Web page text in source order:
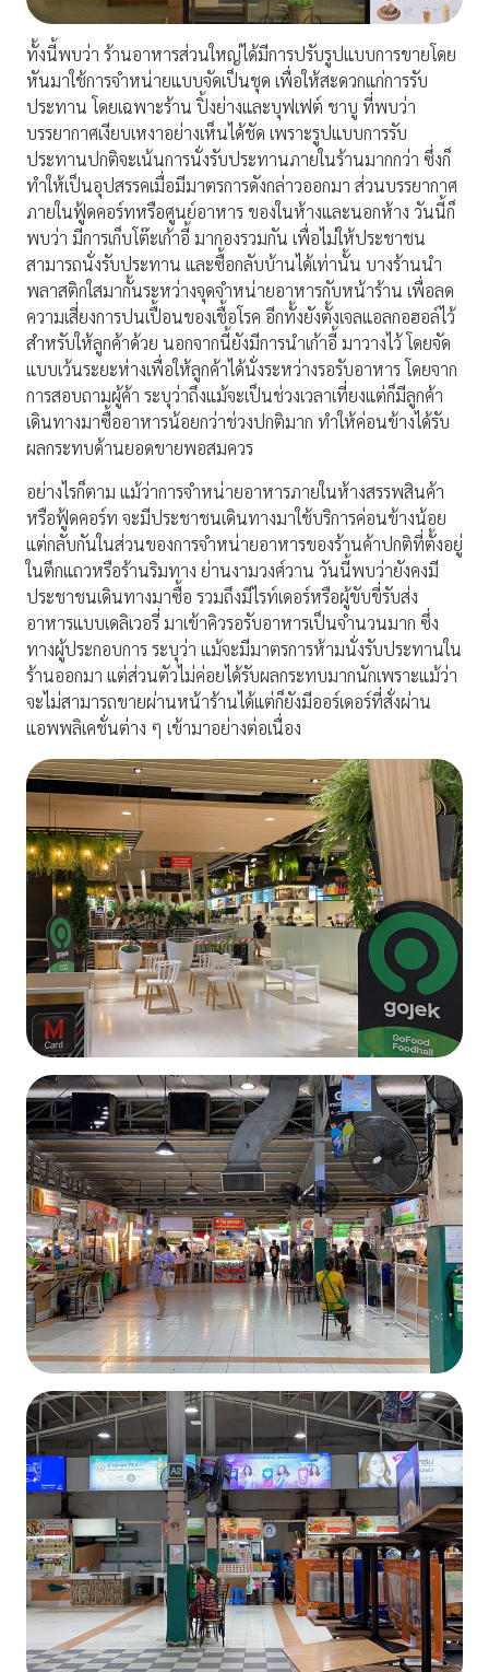
ทั้งนี้พบว่า ร้านอาหารส่วนใหญ่ได้มีการปรับรูปแบบการขายโดย
หันมาใช้การจำหน่ายแบบจัดเป็นชุด เพื่อให้สะดวกแก่การรับ
ประทาน โดยเฉพาะร้าน ปิ้งย่างและบุฟเฟต์ ชาบู ที่พบว่า
บรรยากาศเงียบเหงาอย่างเห็นได้ชัด เพราะรูปแบบการรับ
ประทานปกติจะเน้นการนั่งรับประทานภายในร้านมากกว่า ซึ่งก็
ทำให้เป็นอุปสรรคเมื่อมีมาตรการดังกล่าวออกมา ส่วนบรรยากาศ
ภายในฟู้ดคอร์ทหรือศูนย์อาหาร ของในห้างและนอกห้าง วันนี้ก็
พบว่า มีการเก็บโต๊ะเก้าอี้ มากองรวมกัน เพื่อไม่ให้ประชาชน
สามารถนั่งรับประทาน และซื้อกลับบ้านได้เท่านั้น บางร้านนำ
พลาสติกใสมากั้นระหว่างจุดจำหน่ายอาหารกับหน้าร้าน เพื่อลด
ความเสี่ยงการปนเปื้อนของเชื้อโรค อีกทั้งยังตั้งเจลแอลกอฮอล์ไว้
สำหรับให้ลูกค้าด้วย นอกจากนี้ยังมีการนำเก้าอี้ มาวางไว้ โดยจัด
แบบเว้นระยะห่างเพื่อให้ลูกค้าได้นั่งระหว่างรอรับอาหาร โดยจาก
การสอบถามผู้ค้า ระบุว่าถึงแม้จะเป็นช่วงเวลาเที่ยงแต่ก็มีลูกค้า
เดินทางมาซื้ออาหารน้อยกว่าช่วงปกติมาก ทำให้ค่อนข้างได้รับ
ผลกระทบด้านยอดขายพอสมควร
อย่างไรก็ตาม แม้ว่าการจำหน่ายอาหารภายในห้างสรรพสินค้า
หรือฟู้ดคอร์ท จะมีประชาชนเดินทางมาใช้บริการค่อนข้างน้อย
แต่กลับกันในส่วนของการจำหน่ายอาหารของร้านค้าปกติที่ตั้งอยู่
ในตึกแถวหรือร้านริมทาง ย่านงามวงศ์วาน วันนี้พบว่ายังคงมี
ประชาชนเดินทางมาซื้อ รวมถึงมีไรท์เดอร์หรือผู้ขับขี่รับส่ง
อาหารแบบเดลิเวอรี่ มาเข้าคิวรอรับอาหารเป็นจำนวนมาก ซึ่ง
ทางผู้ประกอบการ ระบุว่า แม้จะมีมาตรการห้ามนั่งรับประทานใน
ร้านออกมา แต่ส่วนตัวไม่ค่อยได้รับผลกระทบมากนักเพราะแม้ว่า
จะไม่สามารถขายผ่านหน้าร้านได้แต่ก็ยังมีออร์เดอร์ที่สั่งผ่าน
แอพพลิเคชั่นต่าง ๆ เข้ามาอย่างต่อเนื่อง